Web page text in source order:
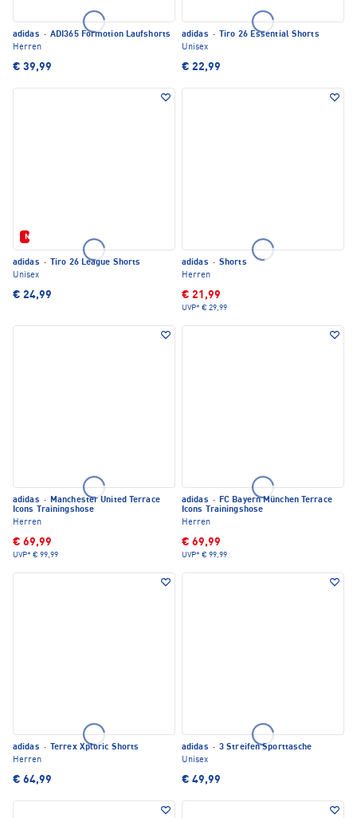
adidas · ADI365 Formotion Laufshorts
Herren
€ 39,99
adidas ·
Tiro 26 Essential Shorts
Unisex
€ 22,99
Neu
adidas ·
Tiro 26 League Shorts
Unisex
€ 24,99
adidas · Shorts
Herren
€ 21,99
UVP* € 29,99
adidas · Manchester United Terrace
Icons Trainingshose
Herren
€ 69,99
UVP* € 99,99
adidas · FC Bayern München Terrace
Icons Trainingshose
Herren
€ 69,99
UVP* € 99,99
adidas ·
Terrex Xploric Shorts
Herren
€ 64,99
adidas · 3 Streifen Sporttasche
Unisex
€ 49,99